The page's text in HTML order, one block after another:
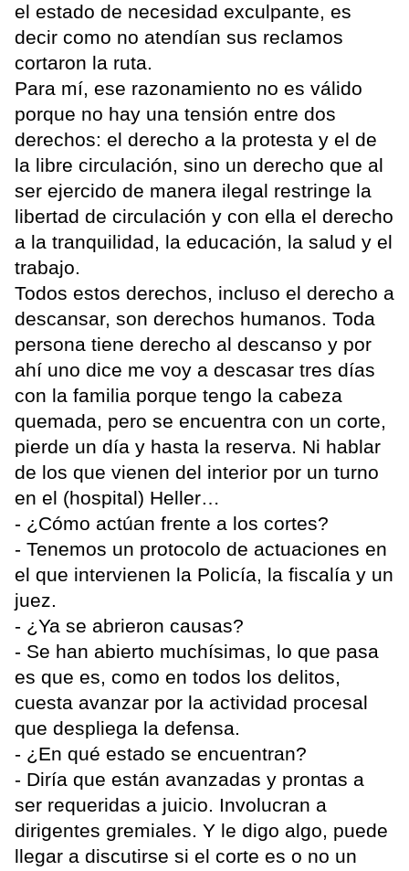
el estado de necesidad exculpante, es
decir como no atendían sus reclamos
cortaron la ruta.
Para mí, ese razonamiento no es válido
porque no hay una tensión entre dos
derechos: el derecho a la protesta y el de
la libre circulación, sino un derecho que al
ser ejercido de manera ilegal restringe la
libertad de circulación y con ella el derecho
a la tranquilidad, la educación, la salud y el
trabajo.
Todos estos derechos, incluso el derecho a
descansar, son derechos humanos. Toda
persona tiene derecho al descanso y por
ahí uno dice me voy a descasar tres días
con la familia porque tengo la cabeza
quemada, pero se encuentra con un corte,
pierde un día y hasta la reserva. Ni hablar
de los que vienen del interior por un turno
en el (hospital) Heller…
- ¿Cómo actúan frente a los cortes?
- Tenemos un protocolo de actuaciones en
el que intervienen la Policía, la fiscalía y un
juez.
- ¿Ya se abrieron causas?
- Se han abierto muchísimas, lo que pasa
es que es, como en todos los delitos,
cuesta avanzar por la actividad procesal
que despliega la defensa.
- ¿En qué estado se encuentran?
- Diría que están avanzadas y prontas a
ser requeridas a juicio. Involucran a
dirigentes gremiales. Y le digo algo, puede
llegar a discutirse si el corte es o no un